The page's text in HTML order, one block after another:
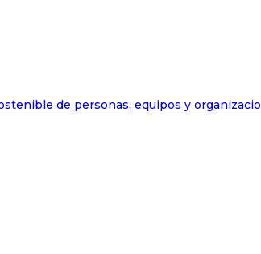
de personas, equipos y